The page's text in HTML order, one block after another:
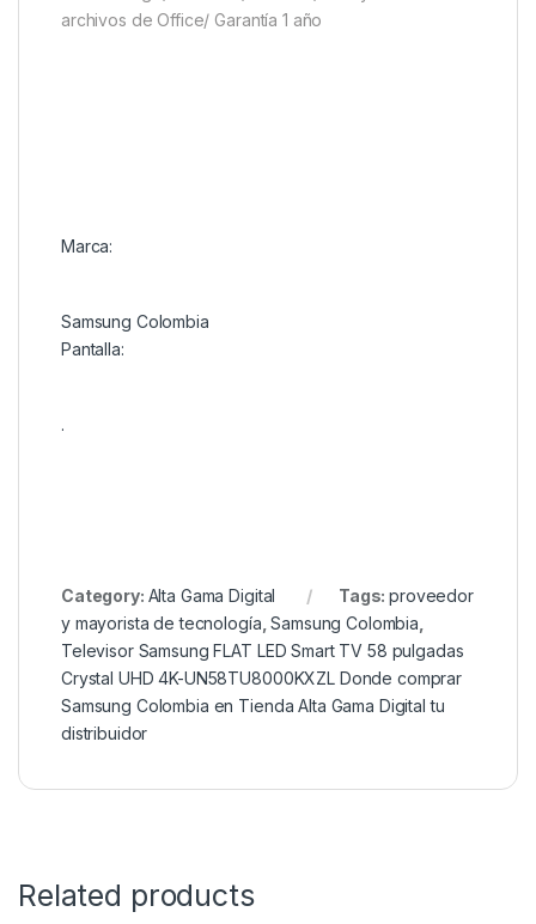
archivos de Office/ Garantía 1 año
Marca:
Samsung Colombia
Pantalla:
.
Category: Alta Gama Digital Tags:proveedor
y mayorista de tecnología ,Samsung Colombia
Televisor Samsung FLAT LED Smart TV 58 pulgadas
Crystal UHD 4K-UN58TU8000KXZL Donde comprar
Samsung Colombia en Tienda Alta Gama Digital tu
distribuidor
Related products